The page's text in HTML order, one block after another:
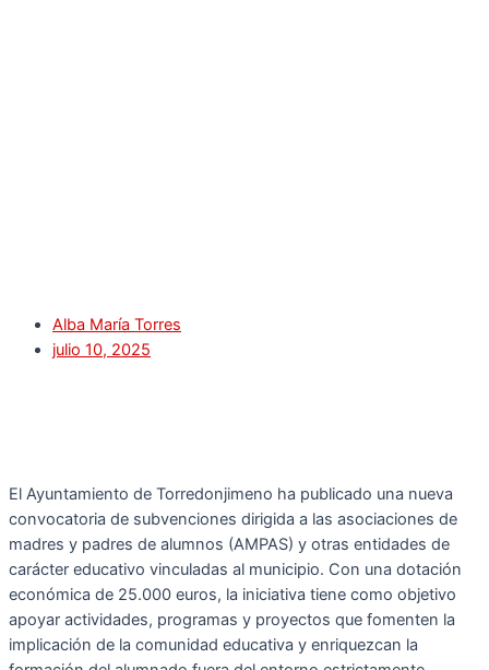
Alba María Torres
julio 10, 2025
El Ayuntamiento de Torredonjimeno ha publicado una nueva
convocatoria de subvenciones dirigida a las asociaciones de
madres y padres de alumnos (AMPAS) y otras entidades de
carácter educativo vinculadas al municipio. Con una dotación
económica de 25.000 euros, la iniciativa tiene como objetivo
apoyar actividades, programas y proyectos que fomenten la
implicación de la comunidad educativa y enriquezcan la